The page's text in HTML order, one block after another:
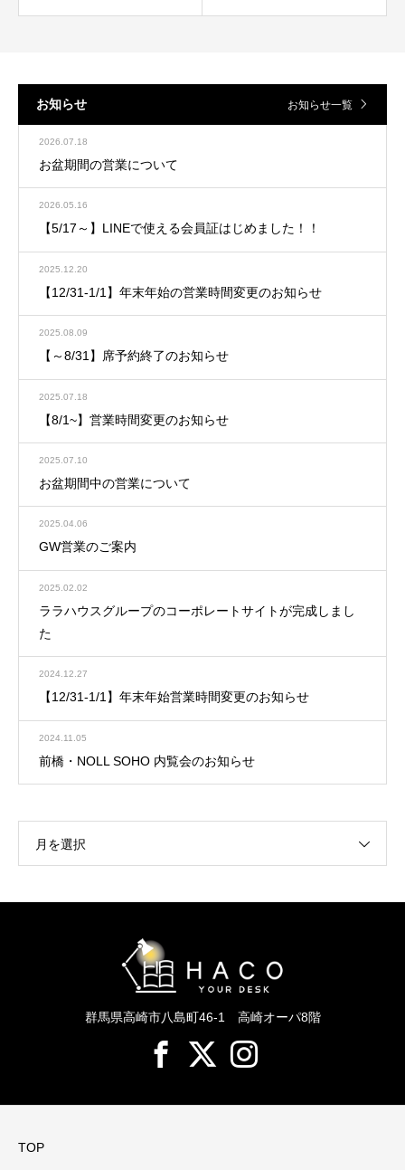
お知らせ お知らせ一覧
2026.07.18
お盆期間の営業について
2026.05.16
【5/17～】LINEで使える会員証はじめました！！
2025.12.20
【12/31-1/1】年末年始の営業時間変更のお知らせ
2025.08.09
【～8/31】席予約終了のお知らせ
2025.07.18
【8/1~】営業時間変更のお知らせ
2025.07.10
お盆期間中の営業について
2025.04.06
GW営業のご案内
2025.02.02
ララハウスグループのコーポレートサイトが完成しまし
た
2024.12.27
【12/31-1/1】年末年始営業時間変更のお知らせ
2024.11.05
前橋・NOLL SOHO 内覧会のお知らせ
月を選択
群馬県高崎市八島町46-1 高崎オーパ8階
TOP